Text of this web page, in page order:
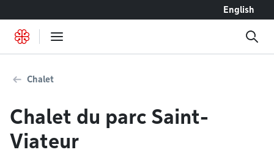
English
Chalet
Chalet du parc Saint-
Viateur